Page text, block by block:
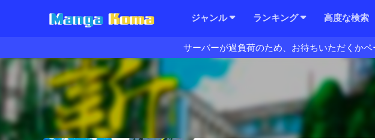
ジャンル ランキング 高度な検索
サーバーが過負荷のため、お待ちいただくか